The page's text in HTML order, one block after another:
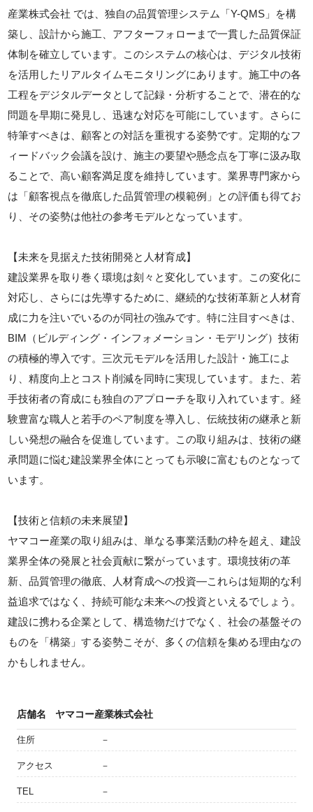
産業株式会社 では、独自の品質管理システム「Y-QMS」を構
築し、設計から施工、アフターフォローまで一貫した品質保証
体制を確立しています。このシステムの核心は、デジタル技術
を活用したリアルタイムモニタリングにあります。施工中の各
工程をデジタルデータとして記録・分析することで、潜在的な
問題を早期に発見し、迅速な対応を可能にしています。さらに
特筆すべきは、顧客との対話を重視する姿勢です。定期的なフ
ィードバック会議を設け、施主の要望や懸念点を丁寧に汲み取
ることで、高い顧客満足度を維持しています。業界専門家から
は「顧客視点を徹底した品質管理の模範例」との評価も得てお
り、その姿勢は他社の参考モデルとなっています。
【未来を見据えた技術開発と人材育成】
建設業界を取り巻く環境は刻々と変化しています。この変化に
対応し、さらには先導するために、継続的な技術革新と人材育
成に力を注いでいるのが同社の強みです。特に注目すべきは、
BIM（ビルディング・インフォメーション・モデリング）技術
の積極的導入です。三次元モデルを活用した設計・施工によ
り、精度向上とコスト削減を同時に実現しています。また、若
手技術者の育成にも独自のアプローチを取り入れています。経
験豊富な職人と若手のペア制度を導入し、伝統技術の継承と新
しい発想の融合を促進しています。この取り組みは、技術の継
承問題に悩む建設業界全体にとっても示唆に富むものとなって
います。
【技術と信頼の未来展望】
ヤマコー産業の取り組みは、単なる事業活動の枠を超え、建設
業界全体の発展と社会貢献に繋がっています。環境技術の革
新、品質管理の徹底、人材育成への投資—これらは短期的な利
益追求ではなく、持続可能な未来への投資といえるでしょう。
建設に携わる企業として、構造物だけでなく、社会の基盤その
ものを「構築」する姿勢こそが、多くの信頼を集める理由なの
かもしれません。
店舗名 ヤマコー産業株式会社
住所 －
アクセス －
TEL －